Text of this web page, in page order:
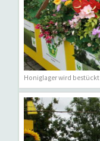
Honiglager wird bestückt